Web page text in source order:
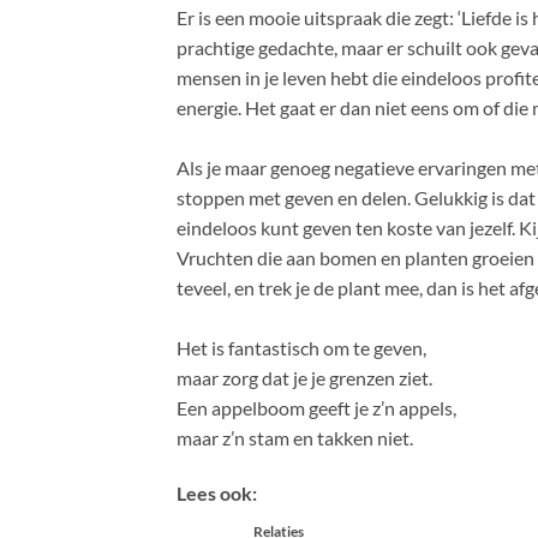
Er is een mooie uitspraak die zegt: ‘Liefde
prachtige gedachte, maar er schuilt ook
mensen in je leven hebt die eindeloos
energie. Het gaat er dan niet eens om of
Als je maar genoeg negatieve ervaringen
stoppen met geven en delen. Gelukkig is
eindeloos kunt geven ten koste van jezelf.
Vruchten die aan bomen en planten
teveel, en trek je de plant mee, dan is het
Het is fantastisch om te geven,
maar zorg dat je je grenzen ziet.
Een appelboom geeft je z’n appels,
maar z’n stam en takken niet.
Lees ook:
Relaties